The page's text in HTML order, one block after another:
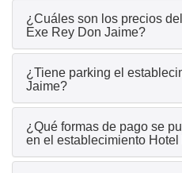
¿Cuáles son los precios
Exe Rey Don Jaime?
¿Tiene parking el
Jaime?
¿Qué formas de pago se
en el establecimiento